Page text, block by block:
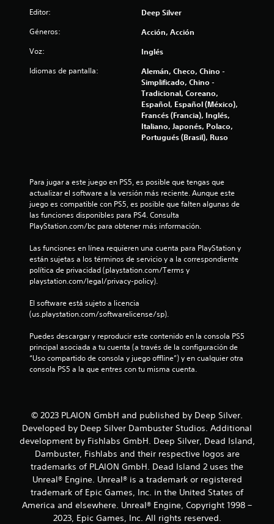
o
t
a
l
e
4
a
f
i
c
a
c
Editor: Deep Silver
Géneros: Acción, Acción
Voz: Inglés
Idiomas de pantalla:
Alemán, Checo, Chino -
Simplificado, Chino -
Tradicional, Coreano,
Español, Español (México),
Francés (Francia), Inglés,
Italiano, Japonés, Polaco,
Portugués (Brasil), Ruso
Para jugar a este juego en PS5, es posible que tengas que
actualizar el software a la versión más reciente. Aunque este
juego es compatible con PS5, es posible que falten algunas de
las funciones disponibles para PS4. Consulta
PlayStation.com/bc para obtener más información.
Las funciones en línea requieren una cuenta para PlayStation y
están sujetas a los términos de servicio y a la correspondiente
política de privacidad (playstation.com/Terms y
playstation.com/legal/privacy-policy).
El software está sujeto a licencia
(us.playstation.com/softwarelicense/sp).
Puedes descargar y reproducir este contenido en la consola PS5
principal asociada a tu cuenta (a través de la configuración de
“Uso compartido de consola y juego offline”) y en cualquier otra
consola PS5 a la que entres con tu misma cuenta.
© 2023 PLAION GmbH and published by Deep Silver.
Developed by Deep Silver Dambuster Studios. Additional
development by Fishlabs GmbH. Deep Silver, Dead Island,
Dambuster, Fishlabs and their respective logos are
trademarks of PLAION GmbH. Dead Island 2 uses the
Unreal® Engine. Unreal® is a trademark or registered
trademark of Epic Games, Inc. in the United States of
America and elsewhere. Unreal® Engine, Copyright 1998 –
2023, Epic Games, Inc. All rights reserved.